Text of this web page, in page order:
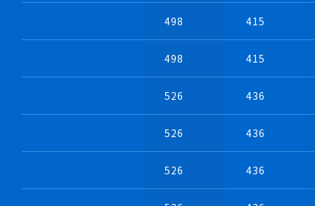
・両側吸込式の2連式の例
498 415
498 415
526 436
526 436
526 436